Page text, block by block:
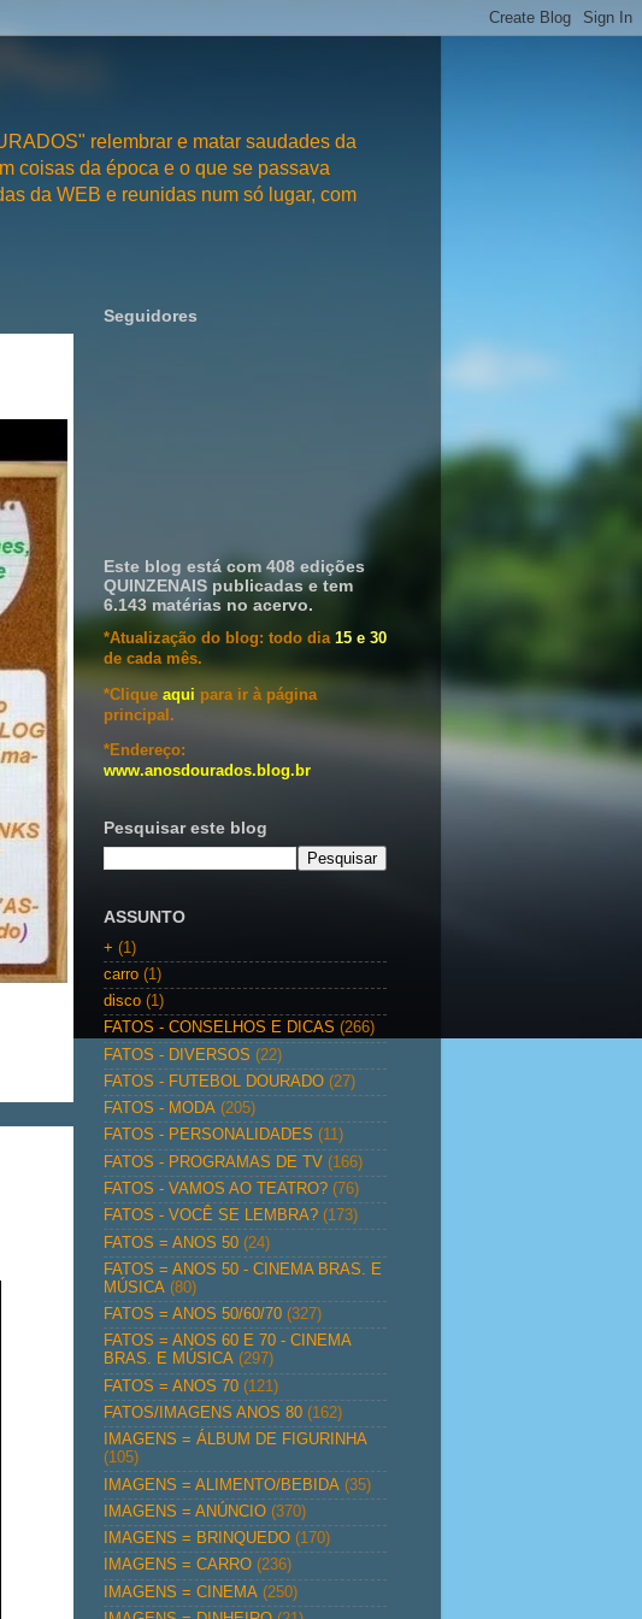
relembrar e matar saudades da
coisas da época e o que se passava
da WEB e reunidas num só lugar, com
Seguidores
Este blog está com 408 edições
QUINZENAIS publicadas e tem
6.143 matérias no acervo.
*Atualização do blog: todo dia 15 e 30
de cada mês.
*Clique aqui para ir à página
principal.
*Endereço:
www.anosdourados.blog.br
Pesquisar este blog
ASSUNTO
+ (1)
carro (1)
disco (1)
FATOS - CONSELHOS E DICAS (266)
FATOS - DIVERSOS (22)
FATOS - FUTEBOL DOURADO (27)
FATOS - MODA (205)
FATOS - PERSONALIDADES (11)
FATOS - PROGRAMAS DE TV (166)
FATOS - VAMOS AO TEATRO? (76)
FATOS - VOCÊ SE LEMBRA? (173)
FATOS = ANOS 50 (24)
FATOS = ANOS 50 - CINEMA BRAS. E
MÚSICA (80)
FATOS = ANOS 50/60/70 (327)
FATOS = ANOS 60 E 70 - CINEMA
BRAS. E MÚSICA (297)
FATOS = ANOS 70 (121)
FATOS/IMAGENS ANOS 80 (162)
IMAGENS = ÁLBUM DE FIGURINHA
(105)
IMAGENS = ALIMENTO/BEBIDA (35)
IMAGENS = ANÚNCIO (370)
IMAGENS = BRINQUEDO (170)
IMAGENS = CARRO (236)
IMAGENS = CINEMA (250)